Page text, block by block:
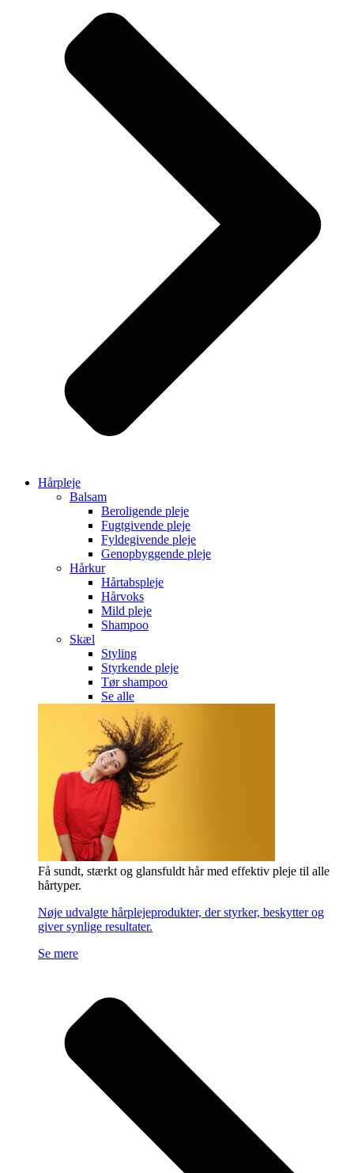
Hårpleje
Balsam
Beroligende pleje
Fugtgivende pleje
Fyldegivende pleje
Genopbyggende pleje
Hårkur
Hårtabspleje
Hårvoks
Mild pleje
Shampoo
Skæl
Styling
Styrkende pleje
Tør shampoo
Se alle
Få sundt, stærkt og glansfuldt hår med effektiv pleje til alle
hårtyper.
Nøje udvalgte hårplejeprodukter, der styrker, beskytter og
giver synlige resultater.
Se mere